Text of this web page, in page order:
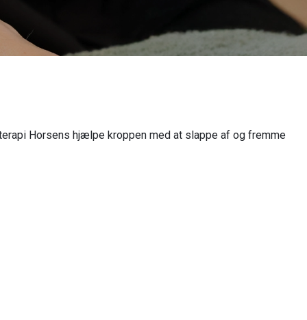
Horsens hjælpe kroppen med at slappe af og fremme